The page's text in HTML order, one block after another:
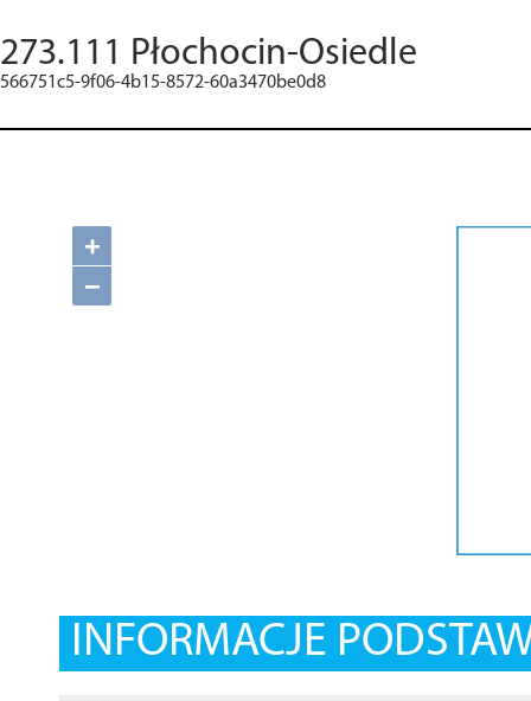
273.111 Płochocin-Osiedle
566751c5-9f06-4b15-8572-60a3470be0d8
+
−
INFORMACJE